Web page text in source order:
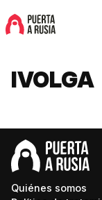
IVOLGA
Quiénes somos